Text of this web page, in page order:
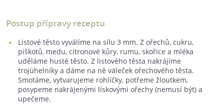
Postup přípravy receptu
Listové těsto vyválíme na sílu 3 mm. Z ořechů, cukru,
piškotů, medu, citronové kůry, rumu, skořice a mléka
uděláme husté těsto. Z listového těsta nakrájíme
trojúhelníky a dáme na ně váleček ořechového těsta.
Smotáme, vytvarujeme rohlíčky, potřeme žloutkem,
posypeme nakrájenými lískovými ořechy (nemusí být) a
upečeme.